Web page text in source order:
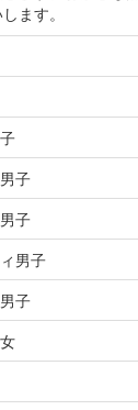
ます。
子
子
男子
子